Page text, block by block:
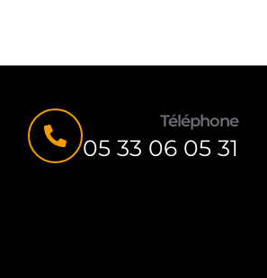
Téléphone
05 33 06 05 31